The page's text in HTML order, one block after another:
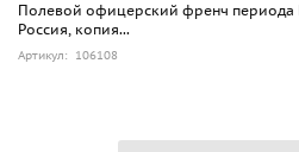
Полевой офицерский френч
Россия, копия...
Артикул: 106108